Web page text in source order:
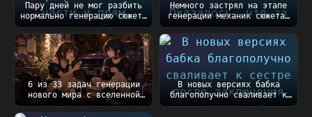
Пару дней не мог разбить
нормально генерацию сюжета
на части и п...
Немного застрял на этапе
генерации механик сюжета.
Оказалось, чт...
6 из 33 задач генерации
нового мира с вселенной
Таллару готовы))...
В новых версиях бабка
благополучно сваливает к
сестре после закл...